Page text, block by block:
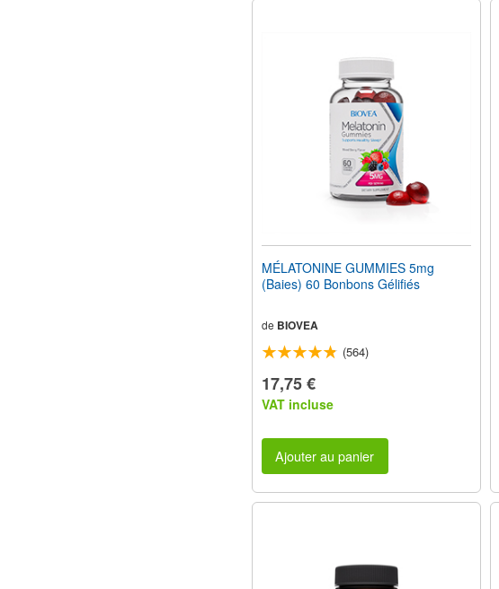
MÉLATONINE GUMMIES 5mg
(Baies) 60 Bonbons Gélifiés
de BIOVEA
(564)
17,75 €
VAT incluse
Ajouter au panier